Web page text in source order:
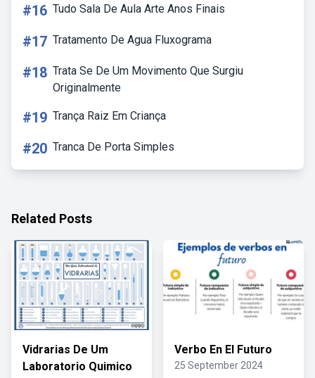
#16 Tudo Sala De Aula Arte Anos Finais
#17 Tratamento De Agua Fluxograma
#18 Trata Se De Um Movimento Que Surgiu
Originalmente
#19 Trança Raiz Em Criança
#20 Tranca De Porta Simples
Related Posts
Vidrarias De Um
Laboratorio Quimico
Verbo En El Futuro
25 September 2024